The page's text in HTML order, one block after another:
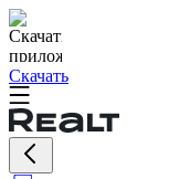
Скачать